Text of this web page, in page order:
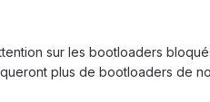
sur les bootloaders
plus de bootloaders de